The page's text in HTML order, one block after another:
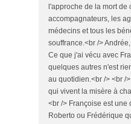
l'approche de la mort
accompagnateurs, les
médecins et tous les
souffrance.<br />
Ce que j'ai vécu avec
quelques autres n'est
au quotidien.<br /> <br /
qui vivent la misère à
<br /> Françoise est une
Roberto ou Frédérique